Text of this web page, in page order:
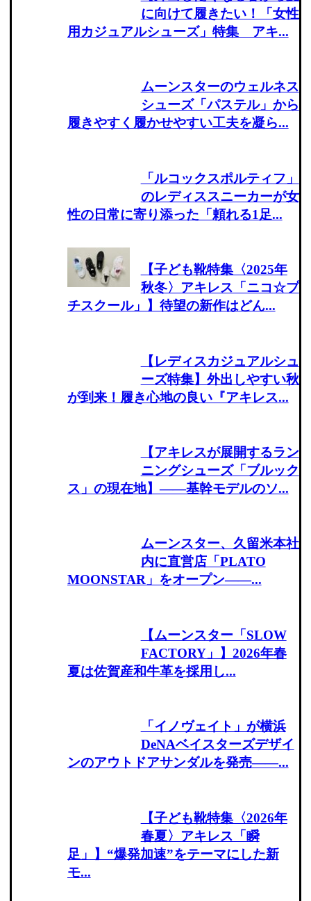
に向けて履きたい！「女性
用カジュアルシューズ」特集 アキ...
ムーンスターのウェルネス
シューズ「パステル」から
履きやすく履かせやすい工夫を凝ら...
「ルコックスポルティフ」
のレディススニーカーが女
性の日常に寄り添った「頼れる1足...
【子ども靴特集〈2025年
秋冬〉アキレス「ニコ☆プ
チスクール」】待望の新作はどん...
【レディスカジュアルシュ
ーズ特集】外出しやすい秋
が到来！履き心地の良い『アキレス...
【アキレスが展開するラン
ニングシューズ「ブルック
ス」の現在地】――基幹モデルのソ...
ムーンスター、久留米本社
内に直営店「PLATO
MOONSTAR」をオープン――...
【ムーンスター「SLOW
FACTORY」】2026年春
夏は佐賀産和牛革を採用し...
「イノヴェイト」が横浜
DeNAベイスターズデザイ
ンのアウトドアサンダルを発売――...
【子ども靴特集〈2026年
春夏〉アキレス「瞬
足」】“爆発加速”をテーマにした新
モ...